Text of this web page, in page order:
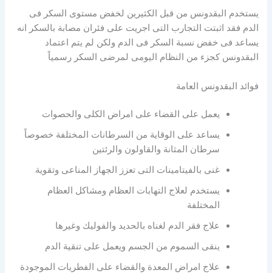
يستخدم البقدونس من قبل الكثيرين لخفض مستوى السكر فى
الدم فقد اثبتت التجارب التى اجريت على فئران مصابة بالسكر انه
يساعد فى خفض نسبة السكر فى الدم ولكن لم يتم اعتماد
البقدونس كجزء من النظام اليومى لمرضى السكر رسمياً
فوائد البقدونس العامة
يعمل على القضاء على امراض الكلى والحصوات
يساعد على الوقاية من السرطانات المختلفة خصوصاً
سرطان المثانة والقاولون والرئتين
غنى بالفيتامينات التى تعزز الجهاز المناعى وتقوية
يستخدم لعلاج التهابات العظام ومشاكل العظام
المختلفة
علاج فقر الدم لغناه بالحديد والفوليك وغيرها
ينقى السموم من الجسم ويعمل على تنقية الدم
علاج امراض المعدة والقضاء على الفطريات الموجودة